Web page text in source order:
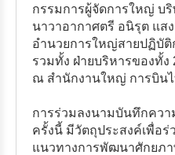
กรรมการผู้จัดการใหญ่ บ
นาวาอากาศตรี อนิรุต แส
อำนวยการใหญ่สายปฏิบัติ
รวมทั้ง ฝ่ายบริหารของทั้ง
ณ สำนักงานใหญ่ การบิน
การร่วมลงนามบันทึกควา
ครั้งนี้ มีวัตถุประสงค์เพื่อ
แนวทางการพัฒนาศักยภ